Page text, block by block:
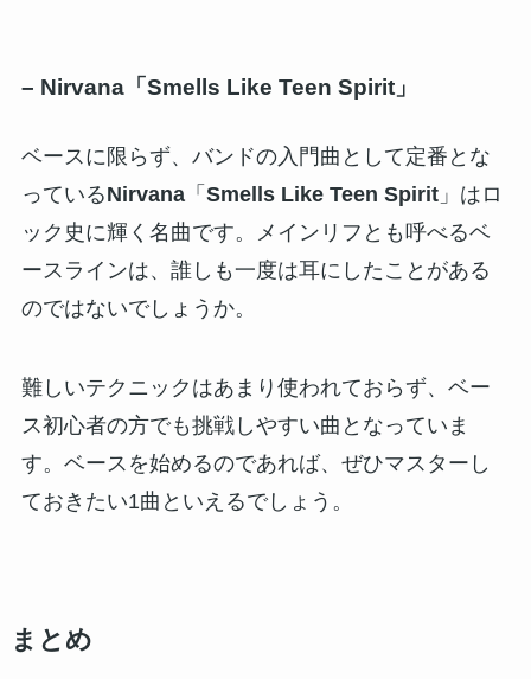
– Nirvana「Smells Like Teen Spirit」
ベースに限らず、バンドの入門曲として定番とな
っているNirvana「 Smells Like Teen Spirit」はロ
ック史に輝く名曲です。メインリフとも呼べるベ
ースラインは、誰しも一度は耳にしたことがある
のではないでしょうか。
難しいテクニックはあまり使われておらず、ベー
ス初心者の方でも挑戦しやすい曲となっていま
す。ベースを始めるのであれば、ぜひマスターし
ておきたい1曲といえるでしょう。
まとめ